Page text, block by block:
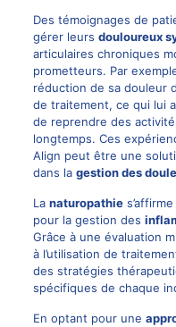
Des témoignages de
gérer leurs douloureux
articulaires chroniques
prometteurs. Par
réduction de sa douleur
de traitement, ce qui lui
de reprendre des
longtemps. Ces
Align peut être une
dans la gestion des
La naturopathie
pour la gestion des
Grâce à une évaluation
à l’utilisation de
des stratégies
spécifiques de chaque
En optant pour une